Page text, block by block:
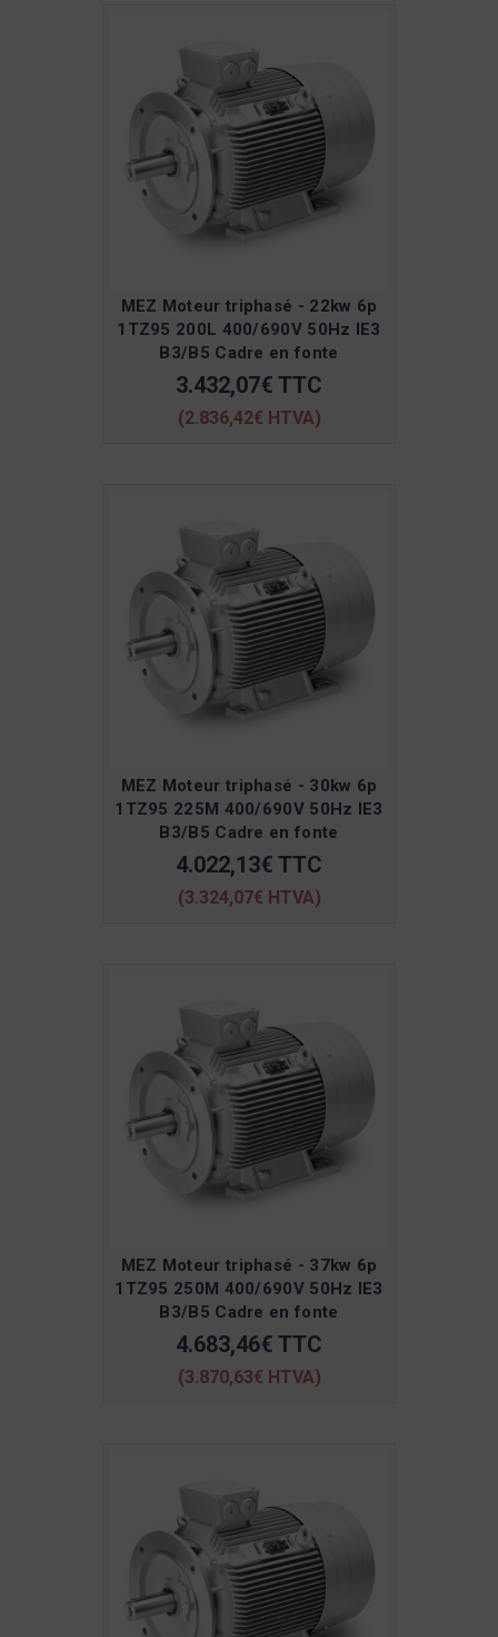
MEZ Moteur triphasé - 22kw 6p
1TZ95 200L 400/690V 50Hz IE3
B3/B5 Cadre en fonte
3.432,07€ TTC
(2.836,42€ HTVA)
MEZ Moteur triphasé - 30kw 6p
1TZ95 225M 400/690V 50Hz IE3
B3/B5 Cadre en fonte
4.022,13€ TTC
(3.324,07€ HTVA)
MEZ Moteur triphasé - 37kw 6p
1TZ95 250M 400/690V 50Hz IE3
B3/B5 Cadre en fonte
4.683,46€ TTC
(3.870,63€ HTVA)